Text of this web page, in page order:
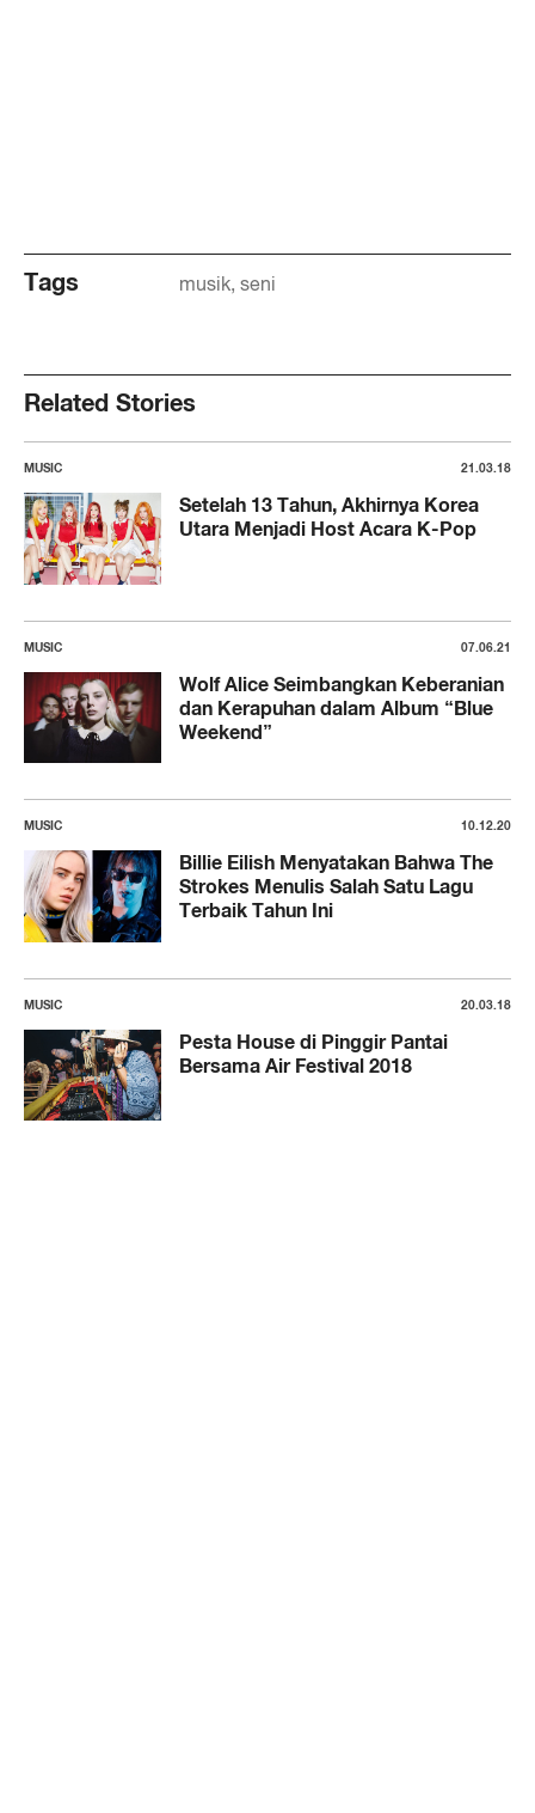
Tags musik seni
Related Stories
MUSIC 21.03.18
Setelah 13 Tahun, Akhirnya Korea
Utara Menjadi Host Acara K-Pop
MUSIC 07.06.21
Wolf Alice Seimbangkan Keberanian
dan Kerapuhan dalam Album “Blue
Weekend”
MUSIC 10.12.20
Billie Eilish Menyatakan Bahwa The
Strokes Menulis Salah Satu Lagu
Terbaik Tahun Ini
MUSIC 20.03.18
Pesta House di Pinggir Pantai
Bersama Air Festival 2018